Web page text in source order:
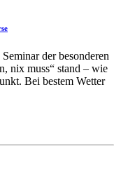
der besonderen
nix muss“ stand – wie
Bei bestem Wetter